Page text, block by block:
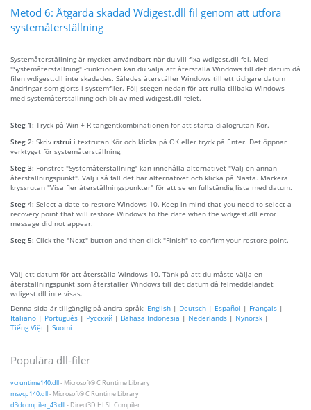
Metod 6: Åtgärda skadad Wdigest.dll fil genom att utföra
systemåterställning
Systemåterställning är mycket användbart när du vill fixa wdigest.dll fel. Med
"Systemåterställning" -funktionen kan du välja att återställa Windows till det datum då
filen wdigest.dll inte skadades. Således återställer Windows till ett tidigare datum
ändringar som gjorts i systemfiler. Följ stegen nedan för att rulla tillbaka Windows
med systemåterställning och bli av med wdigest.dll felet.
Steg 1: Tryck på Win + R-tangentkombinationen för att starta dialogrutan Kör.
Steg 2: Skriv rstrui i textrutan Kör och klicka på OK eller tryck på Enter. Det öppnar
verktyget för systemåterställning.
Steg 3: Fönstret "Systemåterställning" kan innehålla alternativet "Välj en annan
återställningspunkt". Välj i så fall det här alternativet och klicka på Nästa. Markera
kryssrutan "Visa fler återställningspunkter" för att se en fullständig lista med datum.
Steg 4: Select a date to restore Windows 10. Keep in mind that you need to select a
recovery point that will restore Windows to the date when the wdigest.dll error
message did not appear.
Steg 5: Click the "Next" button and then click "Finish" to confirm your restore point.
Välj ett datum för att återställa Windows 10. Tänk på att du måste välja en
återställningspunkt som återställer Windows till det datum då felmeddelandet
wdigest.dll inte visas.
Denna sida är tillgänglig på andra språk: English | Deutsch | Español | Français |
Italiano | Português | Русский | Bahasa Indonesia | Nederlands | Nynorsk |
Tiếng Việt | Suomi
Populära dll-filer
vcruntime140.dll- Microsoft® C Runtime Library
msvcp140.dll- Microsoft® C Runtime Library
d3dcompiler_43.dll- Direct3D HLSL Compiler